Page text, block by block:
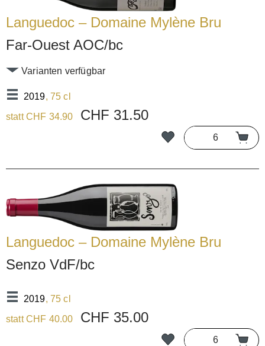
Languedoc – Domaine Mylène Bru
Far-Ouest AOC/bc
2019, 75 cl
Varianten verfügbar
statt CHF 34.90 CHF 31.50
Languedoc – Domaine Mylène Bru
Senzo VdF/bc
2019, 75 cl
statt CHF 40.00
CHF 35.00